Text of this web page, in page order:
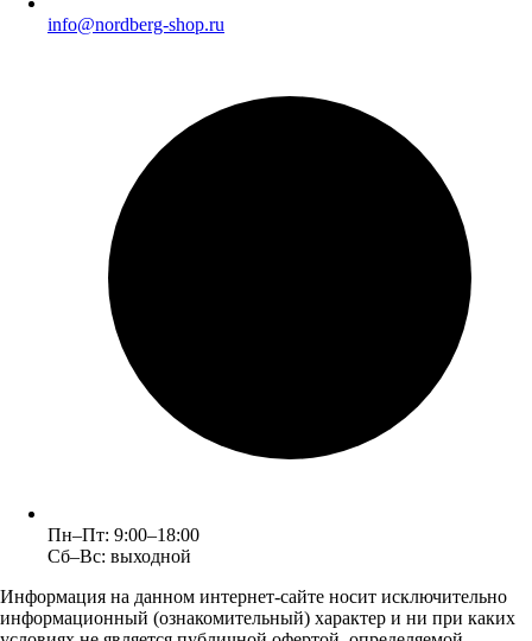
info@nordberg-shop.ru
Пн–Пт: 9:00–18:00
Сб–Вс: выходной
Информация на данном интернет-сайте носит исключительно
информационный (ознакомительный) характер и ни при каких